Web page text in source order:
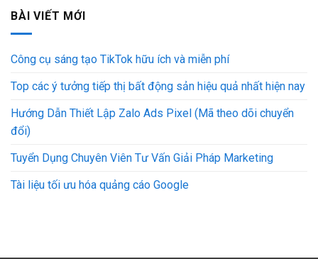
BÀI VIẾT MỚI
Công cụ sáng tạo TikTok hữu ích và miễn phí
Top các ý tưởng tiếp thị bất động sản hiệu quả nhất hiện nay
Hướng Dẫn Thiết Lập Zalo Ads Pixel (Mã theo dõi chuyển
đổi)
Tuyển Dụng Chuyên Viên Tư Vấn Giải Pháp Marketing
Tài liệu tối ưu hóa quảng cáo Google